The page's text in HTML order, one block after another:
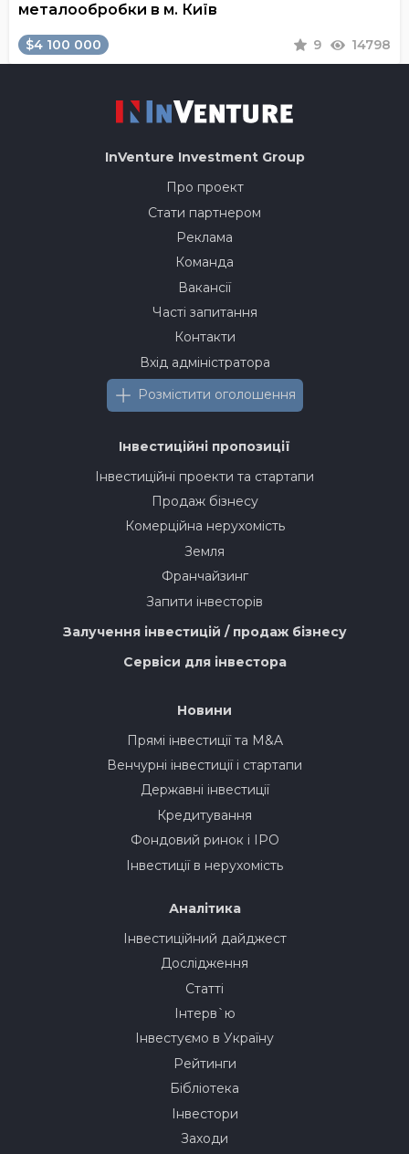
металообробки в м. Київ
$4 100 000 9 14798
InVenture Investment Group
Про проект
Стати партнером
Реклама
Команда
Вакансії
Часті запитання
Контакти
Вхід адміністратора
Розмістити оголошення
Інвестиційні пропозиції
Інвестиційні проекти та стартапи
Продаж бізнесу
Комерційна нерухомість
Земля
Франчайзинг
Запити інвесторів
Залучення інвестицій / продаж бізнесу
Сервіси для інвестора
Новини
Прямі інвестиції та M&A
Венчурні інвестиції і стартапи
Державні інвестиції
Кредитування
Фондовий ринок і IPO
Інвестиції в нерухомість
Аналітика
Інвестиційний дайджест
Дослідження
Статті
Інтерв`ю
Інвестуємо в Україну
Рейтинги
Бібліотека
Інвестори
Заходи